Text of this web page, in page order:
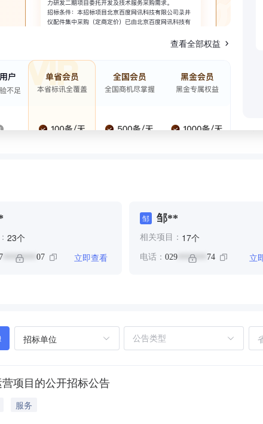
查看全部权益
23个
******** 07 立即查看
邹 邹**
相关项目： 17个
电话： 029 ******* 74 立
招标单位
项目的公开招标公告
服务